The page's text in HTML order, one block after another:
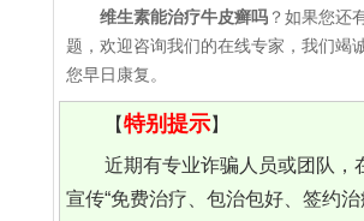
维生素能治疗牛皮癣吗 ？如果您还
题，欢迎咨询我们的在线专家，我们竭
您早日康复。
【特别提示】
近期有专业诈骗人员或团队，
宣传“免费治疗、包治包好、签约